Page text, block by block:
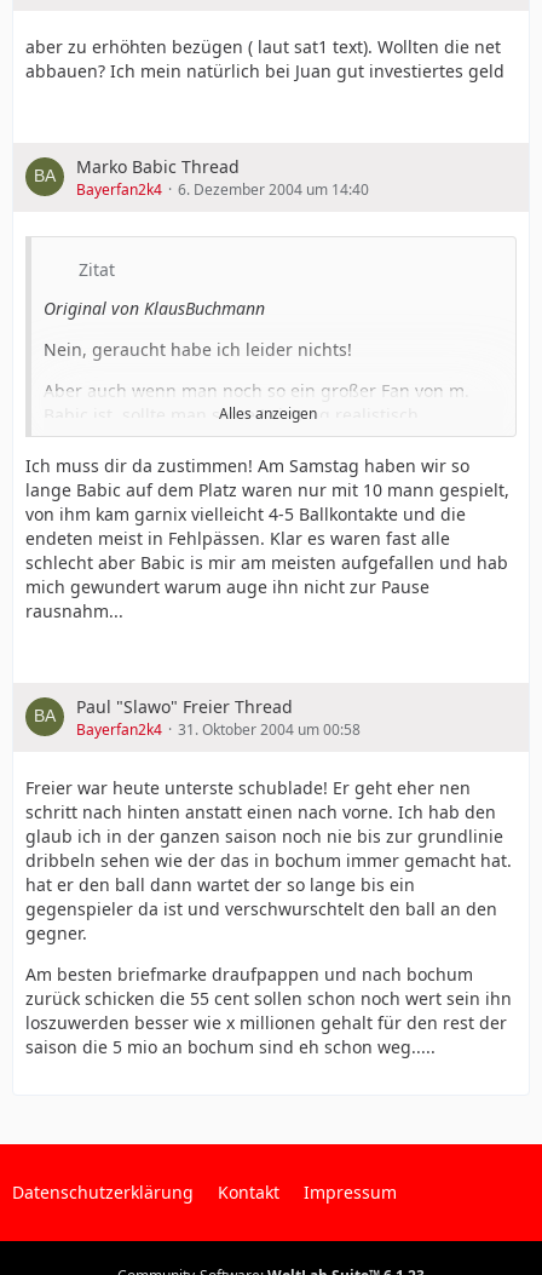
aber zu erhöhten bezügen ( laut sat1 text). Wollten die net
abbauen? Ich mein natürlich bei Juan gut investiertes geld
Marko Babic Thread
Bayerfan2k4 6. Dezember 2004 um 14:40
Zitat
Original von KlausBuchmann
Nein, geraucht habe ich leider nichts!
Aber auch wenn man noch so ein großer Fan von m.
Babic ist, sollte man seine Leistung realistisch
beurteilen. In der gesamten Hinrunde kam er auf acht
bewertbare Spiele. Davon hat er (nach Kickernoten und
die wird man nicht ernsthaft in Zweifel ziehen können)
vier Spiele mit der Note 5, eins mit der Note 4,5 und
eins mit der Note 4 bestritten. Insgesamt wird seine
Leistung mit 4,25 bewertet. Das ist um es höflich
auszudrücken: unterdurchschnittlich!
Und in Madrid und Rostock hat er nicht gut gespielt,
nach unten.
dieses Spielers zu hinterfragen.
Wenn er eingewechselt wird, fehlen mir Einsatzwille
und Bereitschaft etwas zu zeigen und sich
aufzudrängen.
Daher wird man sich, wenn diese schlechte Leistung
anhält, ernsthaft fragen müssen, ob der Spieler Babic
Alles anzeigen
Ich muss dir da zustimmen! Am Samstag haben wir so
lange Babic auf dem Platz waren nur mit 10 mann gespielt,
von ihm kam garnix vielleicht 4-5 Ballkontakte und die
endeten meist in Fehlpässen. Klar es waren fast alle
schlecht aber Babic is mir am meisten aufgefallen und hab
mich gewundert warum auge ihn nicht zur Pause
rausnahm...
Paul "Slawo" Freier Thread
Bayerfan2k4 31. Oktober 2004 um 00:58
Freier war heute unterste schublade! Er geht eher nen
schritt nach hinten anstatt einen nach vorne. Ich hab den
glaub ich in der ganzen saison noch nie bis zur grundlinie
dribbeln sehen wie der das in bochum immer gemacht hat.
hat er den ball dann wartet der so lange bis ein
gegenspieler da ist und verschwurschtelt den ball an den
gegner.
Am besten briefmarke draufpappen und nach bochum
zurück schicken die 55 cent sollen schon noch wert sein ihn
loszuwerden besser wie x millionen gehalt für den rest der
saison die 5 mio an bochum sind eh schon weg.....
Datenschutzerklärung Kontakt Impressum